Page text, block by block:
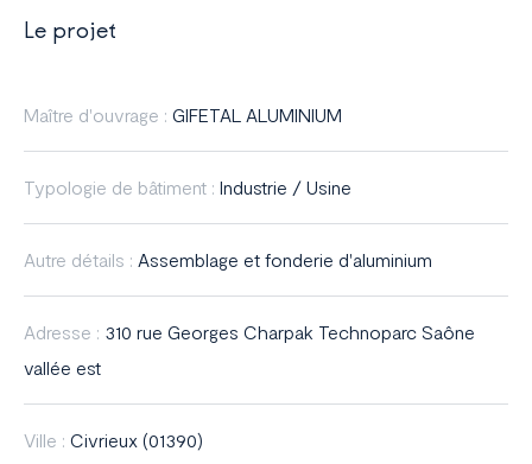
Le projet
Maître d'ouvrage : GIFETAL ALUMINIUM
Typologie de bâtiment : Industrie / Usine
Autre détails : Assemblage et fonderie d'aluminium
Adresse : 310 rue Georges Charpak Technoparc Saône
vallée est
Ville : Civrieux (01390)
Contact